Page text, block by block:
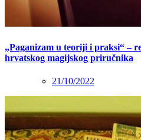
„Paganizam u teoriji i praksi“ –
hrvatskog magijskog priručnika
21/10/2022